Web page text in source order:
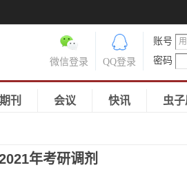
账号
密码
QQ登录
微信登录
期刊 会议 快讯 虫
年考研调剂